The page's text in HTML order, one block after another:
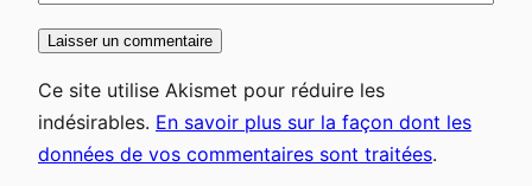
Ce site utilise Akismet pour réduire les
indésirables. En savoir plus sur la façon dont les
données de vos commentaires sont traitées.